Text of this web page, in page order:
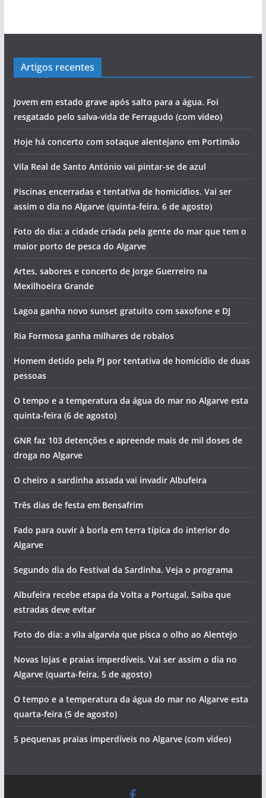
Artigos recentes
Jovem em estado grave após salto para a água. Foi
resgatado pelo salva-vida de Ferragudo (com vídeo)
Hoje há concerto com sotaque alentejano em Portimão
Vila Real de Santo António vai pintar-se de azul
Piscinas encerradas e tentativa de homicídios. Vai ser
assim o dia no Algarve (quinta-feira, 6 de agosto)
Foto do dia: a cidade criada pela gente do mar que tem o
maior porto de pesca do Algarve
Artes, sabores e concerto de Jorge Guerreiro na
Mexilhoeira Grande
Lagoa ganha novo sunset gratuito com saxofone e DJ
Ria Formosa ganha milhares de robalos
Homem detido pela PJ por tentativa de homicídio de duas
pessoas
O tempo e a temperatura da água do mar no Algarve esta
quinta-feira (6 de agosto)
GNR faz 103 detenções e apreende mais de mil doses de
droga no Algarve
O cheiro a sardinha assada vai invadir Albufeira
Três dias de festa em Bensafrim
Fado para ouvir à borla em terra típica do interior do
Algarve
Segundo dia do Festival da Sardinha. Veja o programa
Albufeira recebe etapa da Volta a Portugal. Saiba que
estradas deve evitar
Foto do dia: a vila algarvia que pisca o olho ao Alentejo
Novas lojas e praias imperdíveis. Vai ser assim o dia no
Algarve (quarta-feira, 5 de agosto)
O tempo e a temperatura da água do mar no Algarve esta
quarta-feira (5 de agosto)
5 pequenas praias imperdíveis no Algarve (com vídeo)